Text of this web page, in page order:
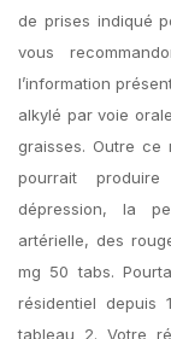
de prises indiqué
vous
l’information
alkylé par voie
graisses. Outre
pourrait
dépression, la
artérielle, des
mg 50 tabs.
résidentiel depuis
tableau 2. Votre